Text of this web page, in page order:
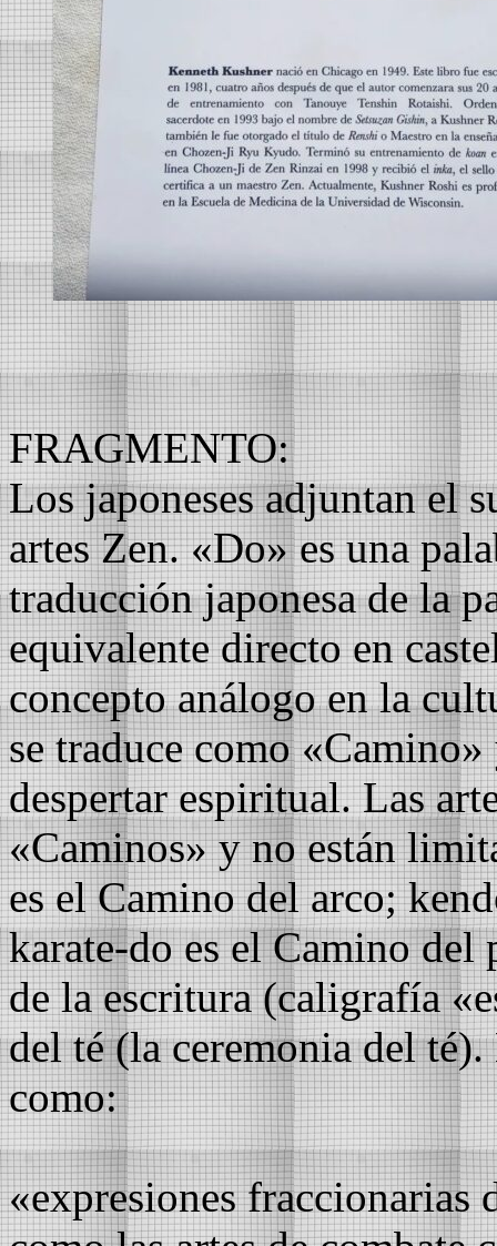
FRAGMENTO:
Los japoneses adjuntan el
artes Zen. «Do» es una
traducción japonesa de la
equivalente directo en
concepto análogo en la
se traduce como
despertar espiritual. Las
«Caminos» y no están
es el Camino del arco;
karate-do es el Camino
de la escritura (caligrafía
del té (la ceremonia del
como:
«expresiones fraccionarias